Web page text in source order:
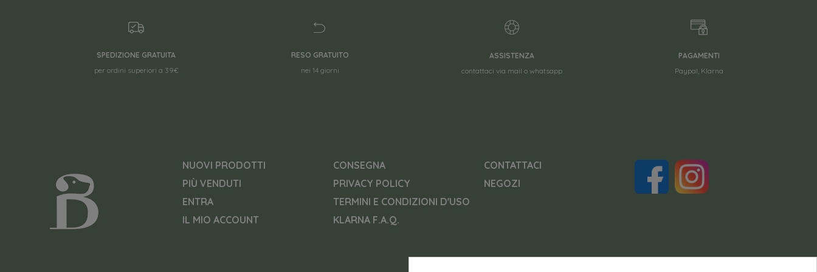
SPEDIZIONE GRATUITA
per ordini superiori a 39€
RESO GRATUITO
nei 14 giorni
ASSISTENZA
contattaci via mail o whatsapp
PAGAMENTI
Paypal, Klarna
NUOVI PRODOTTI
PIÙ VENDUTI
ENTRA
IL MIO ACCOUNT
CONSEGNA
PRIVACY POLICY
TERMINI E CONDIZIONI D'USO
KLARNA F.A.Q.
CONTATTACI
NEGOZI